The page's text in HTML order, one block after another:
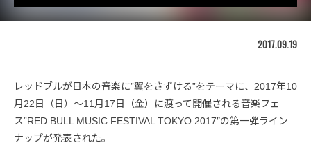
2017.09.19
レッドブルが日本の音楽に”翼をさずける”をテーマに、2017年10
月22日（日）〜11月17日（金）に渡って開催される音楽フェ
ス”RED BULL MUSIC FESTIVAL TOKYO 2017″の第一弾ライン
ナップが発表された。